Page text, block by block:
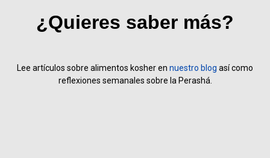
¿Quieres saber más?
Lee artículos sobre alimentos kosher en nuestro blog así como
reflexiones semanales sobre la Perashá.